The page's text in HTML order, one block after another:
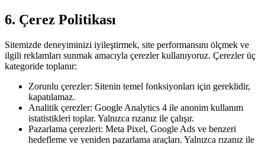
6. Çerez Politikası
Sitemizde deneyiminizi iyileştirmek, site performansını ölçmek ve
ilgili reklamları sunmak amacıyla çerezler kullanıyoruz. Çerezler üç
kategoride toplanır:
Zorunlu çerezler: Sitenin temel fonksiyonları için gereklidir,
kapatılamaz.
Analitik çerezler: Google Analytics 4 ile anonim kullanım
istatistikleri toplar. Yalnızca rızanız ile çalışır.
Pazarlama çerezleri: Meta Pixel, Google Ads ve benzeri
hedefleme ve yeniden pazarlama araçları. Yalnızca rızanız ile